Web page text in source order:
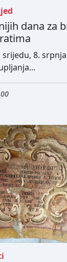
dana za
srijedu, 8.